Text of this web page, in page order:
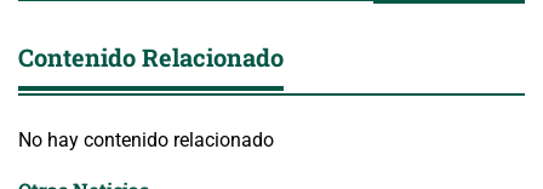
Contenido Relacionado
No hay contenido relacionado